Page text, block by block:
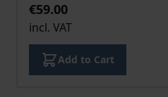
€59.00
incl. VAT
Add to Cart